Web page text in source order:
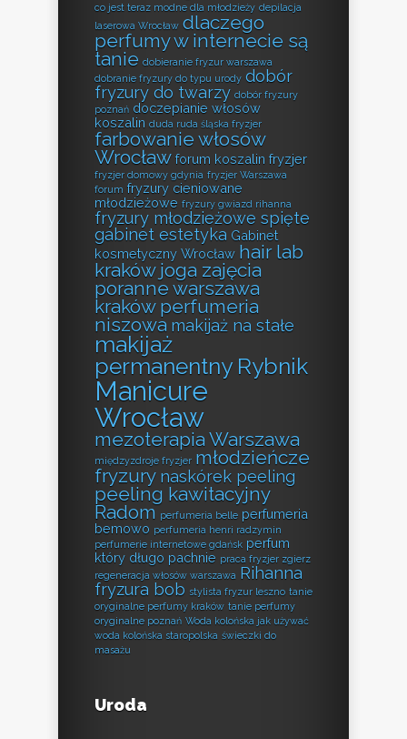
co jest teraz modne dla młodzieży depilacja
laserowa Wrocław dlaczego
perfumy w internecie są
tanie dobieranie fryzur warszawa
dobranie fryzury do typu urody dobór
fryzury do twarzy dobór fryzury
poznań doczepianie włosów
koszalin duda ruda śląska fryzjer
farbowanie włosów
Wrocław forum koszalin fryzjer
fryzjer domowy gdynia fryzjer Warszawa
forum fryzury cieniowane
młodzieżowe fryzury gwiazd rihanna
fryzury młodzieżowe spięte
gabinet estetyka Gabinet
kosmetyczny Wrocław hair lab
kraków joga zajęcia
poranne warszawa
kraków perfumeria
niszowa makijaż na stałe
makijaż
permanentny Rybnik
Manicure
Wrocław
mezoterapia Warszawa
międzyzdroje fryzjer młodzieńcze
fryzury naskórek peeling
peeling kawitacyjny
Radom perfumeria belle perfumeria
bemowo perfumeria henri radzymin
perfumerie internetowe gdańsk perfum
który długo pachnie praca fryzjer zgierz
regeneracja włosów warszawa Rihanna
fryzura bob stylista fryzur leszno tanie
oryginalne perfumy kraków tanie perfumy
oryginalne poznań Woda kolońska jak używać
woda kolońska staropolska świeczki do
masażu
Uroda